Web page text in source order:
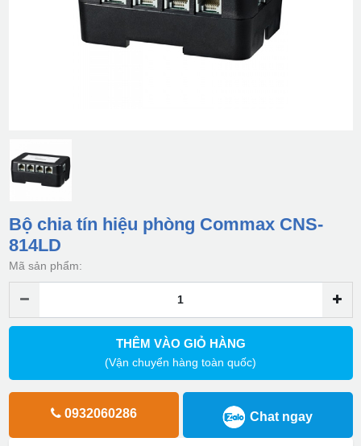
Bộ chia tín hiệu phòng Commax CNS-
814LD
Mã sản phẩm:
THÊM VÀO GIỎ HÀNG
(Vận chuyển hàng toàn quốc)
0932060286 Chat ngay